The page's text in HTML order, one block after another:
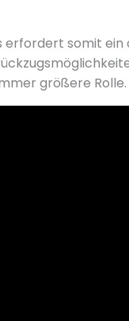
somit ein
größere Rolle.